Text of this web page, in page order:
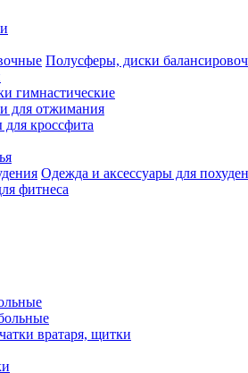
Полусферы, диски
гимнастические
для отжимания
кроссфита
Одежда и аксессуары для
фитнеса
вратаря, щитки